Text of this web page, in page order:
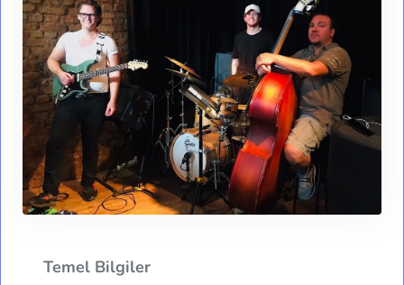
Temel Bilgiler